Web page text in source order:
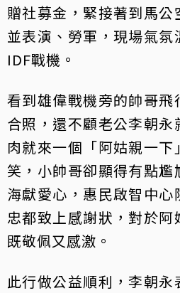
贈社募金，緊接著到馬
並表演、勞軍，現場氣
IDF戰機。
看到雄偉戰機旁的帥哥飛
合照，還不顧老公李朝
肉就來一個「阿姑親一
笑，小帥哥卻顯得有點
海獻愛心，惠民啟智中
忠都致上感謝狀，對於
既敬佩又感激。
此行做公益順利，李朝